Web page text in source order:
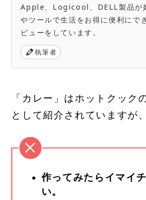
Apple、Logicool、DELL製品が
やツールで生活をお得に便利にで
ビューをしています。
執筆者
「カレー」はホットクック
として紹介されていますが、
作ってみたらイマイ
い。